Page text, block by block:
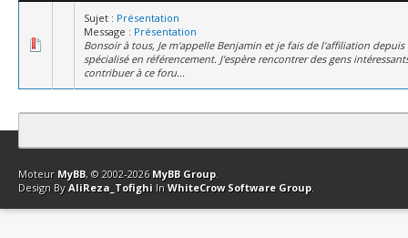
Sujet : Présentation
Message : Présentation
Bonsoir à tous, Je m'appelle Benjamin et je fais de l'affiliation depuis
spécialisé en référencement. J'espère rencontrer des gens
contribuer à ce foru...
Contact Club Affiliation Retourner en haut Version bas-débit
Moteur MyBB, © 2002-2026 MyBB Group.
Design By AliReza_Tofighi In WhiteCrow Software Group.